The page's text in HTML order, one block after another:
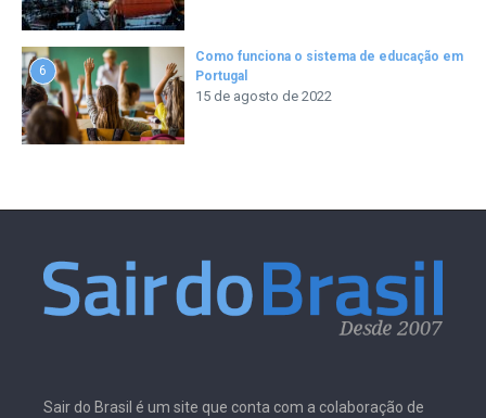
6
Como funciona o sistema de educação em
Portugal
15 de agosto de 2022
Sair do Brasil é um site que conta com a colaboração de